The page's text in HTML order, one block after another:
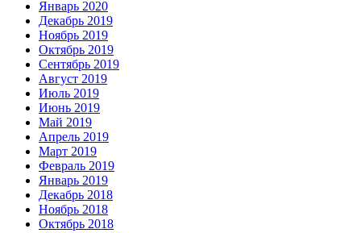
Январь 2020
Декабрь 2019
Ноябрь 2019
Октябрь 2019
Сентябрь 2019
Август 2019
Июль 2019
Июнь 2019
Май 2019
Апрель 2019
Март 2019
Февраль 2019
Январь 2019
Декабрь 2018
Ноябрь 2018
Октябрь 2018